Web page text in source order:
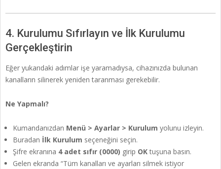
4. Kurulumu Sıfırlayın ve İlk Kurulumu
Gerçekleştirin
Eğer yukarıdaki adımlar işe yaramadıysa, cihazınızda bulunan
kanalların silinerek yeniden taranması gerekebilir.
Ne Yapmalı?
Kumandanızdan Menü > Ayarlar > Kurulum yolunu izleyin.
Buradan İlk Kurulum seçeneğini seçin.
Şifre ekranına 4 adet sıfır (0000) girip OKtuşuna basın.
Gelen ekranda “Tüm kanalları ve ayarları silmek istiyor